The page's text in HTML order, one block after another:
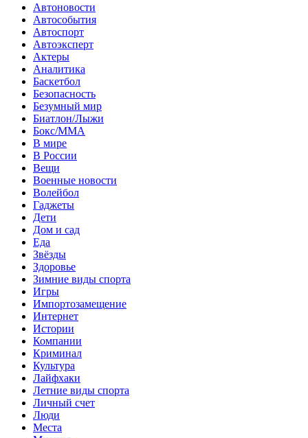
Автоновости
Автособытия
Автоспорт
Автоэксперт
Актеры
Аналитика
Баскетбол
Безопасность
Безумный мир
Биатлон/Лыжи
Бокс/MMA
В мире
В России
Вещи
Военные новости
Волейбол
Гаджеты
Дети
Дом и сад
Еда
Звёзды
Здоровье
Зимние виды спорта
Игры
Импортозамещение
Интернет
Истории
Компании
Криминал
Культура
Лайфхаки
Летние виды спорта
Личный счет
Люди
Места